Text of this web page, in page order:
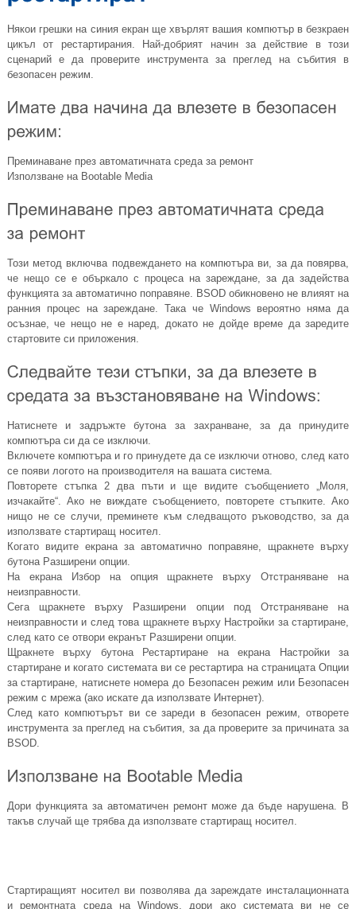
Някои грешки на синия екран ще хвърлят вашия компютър в безкраен
цикъл от рестартирания. Най-добрият начин за действие в този
сценарий е да проверите инструмента за преглед на събития в
безопасен режим.
Преминаване през автоматичната среда за ремонт
Използване на Bootable Media
Този метод включва подвеждането на компютъра ви, за да повярва,
че нещо се е объркало с процеса на зареждане, за да задейства
функцията за автоматично поправяне. BSOD обикновено не влияят на
ранния процес на зареждане. Така че Windows вероятно няма да
осъзнае, че нещо не е наред, докато не дойде време да заредите
стартовите си приложения.
Натиснете и задръжте бутона за захранване, за да принудите
компютъра си да се изключи.
Включете компютъра и го принудете да се изключи отново, след като
се появи логото на производителя на вашата система.
Повторете стъпка 2 два пъти и ще видите съобщението „Моля,
изчакайте“. Ако не виждате съобщението, повторете стъпките. Ако
нищо не се случи, преминете към следващото ръководство, за да
използвате стартиращ носител.
Когато видите екрана за автоматично поправяне, щракнете върху
бутона Разширени опции.
На екрана Избор на опция щракнете върху Отстраняване на
неизправности.
Сега щракнете върху Разширени опции под Отстраняване на
неизправности и след това щракнете върху Настройки за стартиране,
след като се отвори екранът Разширени опции.
Щракнете върху бутона Рестартиране на екрана Настройки за
стартиране и когато системата ви се рестартира на страницата Опции
за стартиране, натиснете номера до Безопасен режим или Безопасен
режим с мрежа (ако искате да използвате Интернет).
След като компютърът ви се зареди в безопасен режим, отворете
инструмента за преглед на събития, за да проверите за причината за
BSOD.
Дори функцията за автоматичен ремонт може да бъде нарушена. В
такъв случай ще трябва да използвате стартиращ носител.
Стартиращият носител ви позволява да зареждате инсталационната
и ремонтната среда на Windows, дори ако системата ви не се